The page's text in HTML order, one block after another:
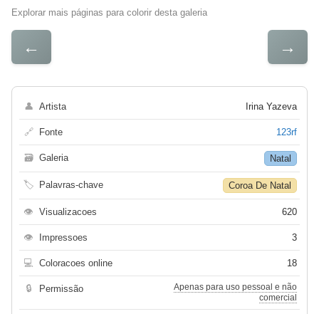
Explorar mais páginas para colorir desta galeria
← →
👤 Artista Irina Yazeva
🔗 Fonte 123rf
🗃 Galeria Natal
🏷 Palavras-chave Coroa De Natal
👁 Visualizacoes 620
👁 Impressoes 3
💻 Coloracoes online 18
🔒 Permissão
Apenas para uso pessoal e não
comercial